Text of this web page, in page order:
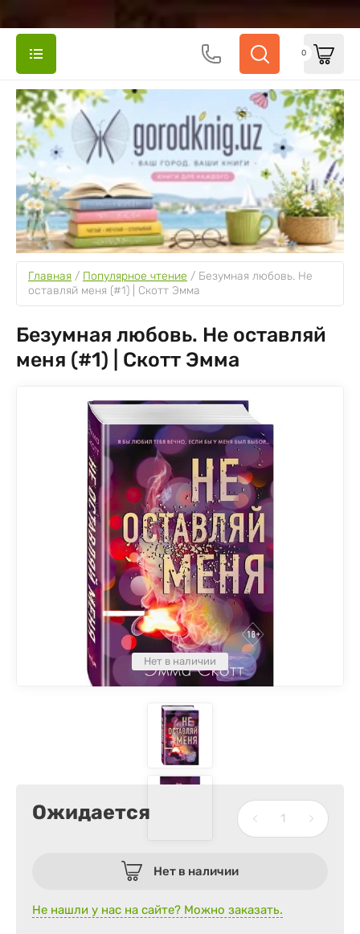
0
Главная / Популярное чтение / Безумная любовь. Не
оставляй меня (#1) | Скотт Эмма
Безумная любовь. Не оставляй
меня (#1) | Скотт Эмма
Нет в наличии
Ожидается
Нет в наличии
Не нашли у нас на сайте? Можно заказать.